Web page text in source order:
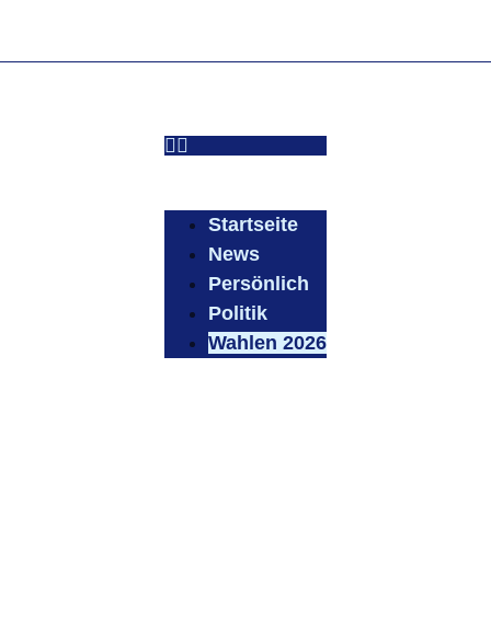
Startseite
News
Persönlich
Politik
Wahlen 2026